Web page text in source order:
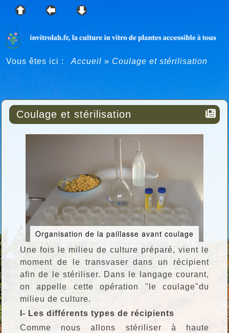
Vous êtes ici : Accueil » Coulage et stérilisation
Coulage et stérilisation
Organisation de la paillasse avant coulage
Une fois le milieu de culture préparé, vient le
moment de le transvaser dans un récipient
afin de le stériliser. Dans le langage courant,
on appelle cette opération "le coulage"du
milieu de culture.
I- Les différents types de récipients
Comme nous allons stériliser à haute